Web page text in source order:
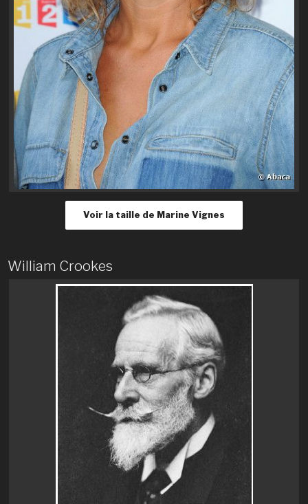
Voir la taille de Marine Vignes
William Crookes